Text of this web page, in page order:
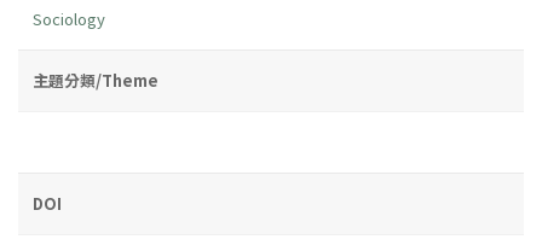
Sociology
主題分類/Theme
DOI